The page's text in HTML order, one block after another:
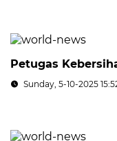
Petugas
Sunday, 5-10-2025